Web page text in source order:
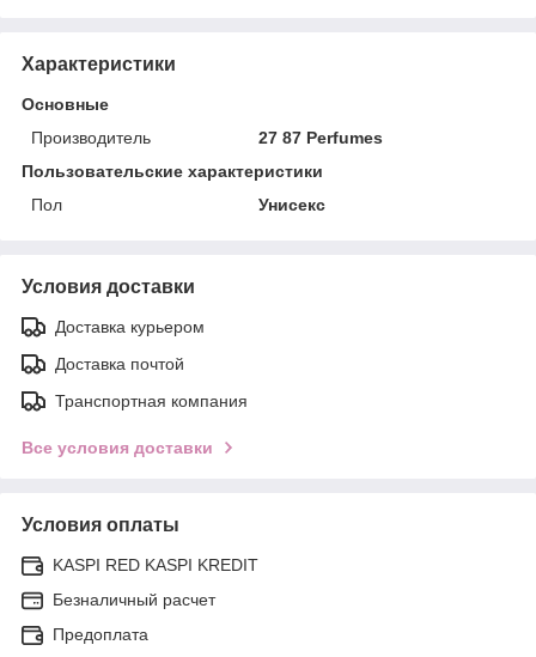
Характеристики
Основные
Производитель
27 87 Perfumes
Пользовательские характеристики
Пол
Унисекс
Условия доставки
Доставка курьером
Доставка почтой
Транспортная компания
Все условия доставки
Условия оплаты
KASPI RED KASPI KREDIT
Безналичный расчет
Предоплата